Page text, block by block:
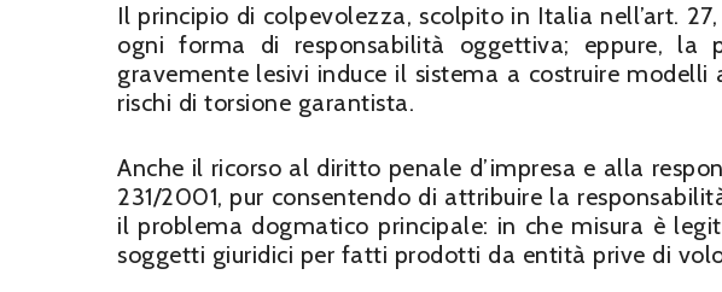
Il principio di colpevolezza, scolpito in Italia nell’art.
ogni forma di responsabilità oggettiva; eppure,
gravemente lesivi induce il sistema a costruire
rischi di torsione garantista.
Anche il ricorso al diritto penale d’impresa e alla
231/2001, pur consentendo di attribuire la
il problema dogmatico principale: in che misura è
soggetti giuridici per fatti prodotti da entità prive di